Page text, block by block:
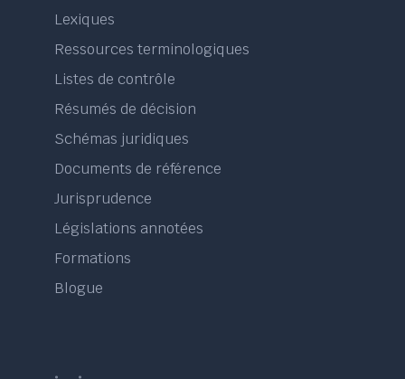
Lexiques
Ressources terminologiques
Listes de contrôle
Résumés de décision
Schémas juridiques
Documents de référence
Jurisprudence
Législations annotées
Formations
Blogue